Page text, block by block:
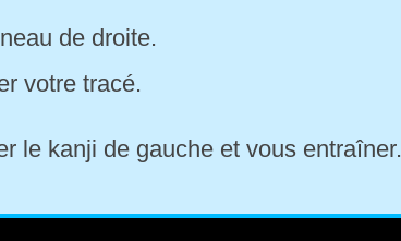
de droite.
votre tracé.
le kanji de gauche et vous entraîner.